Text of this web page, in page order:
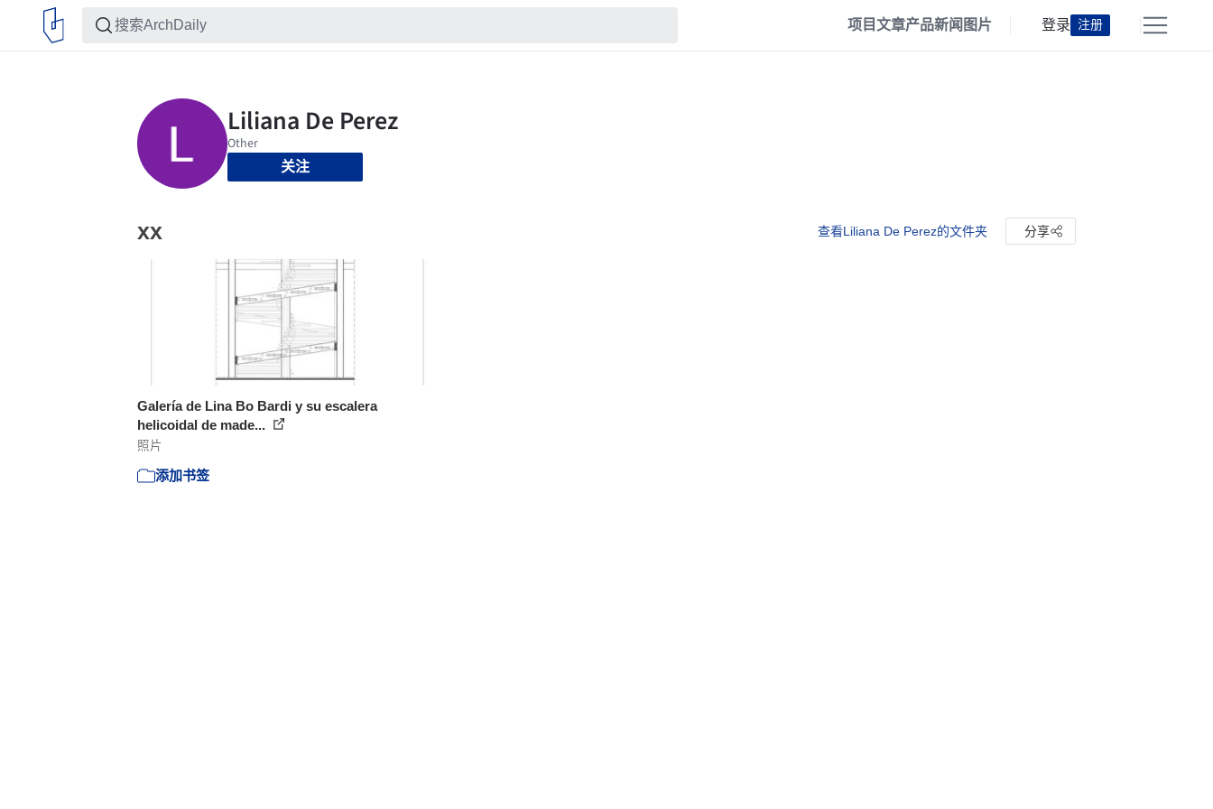
项目文章产品新闻 图片 登录 注册
关注
xx 查看Liliana De Perez的文件夹 分享
Galería de Lina Bo Bardi y su escalera
helicoidal de made...
照片
添加书签